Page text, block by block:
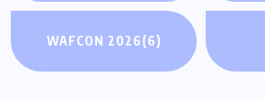
WAFCON 2026(6)